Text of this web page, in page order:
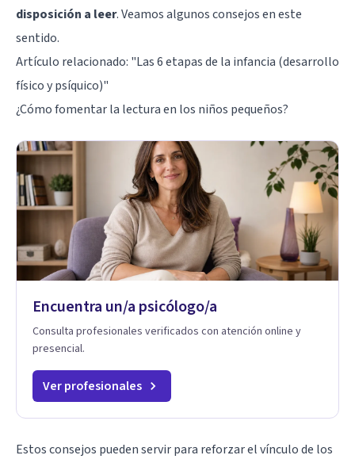
disposición a leer. Veamos algunos consejos en este
sentido.
Artículo relacionado: "Las 6 etapas de la infancia (desarrollo
físico y psíquico)"
¿Cómo fomentar la lectura en los niños pequeños?
Encuentra un/a psicólogo/a
Consulta profesionales verificados con atención online y
presencial.
Ver profesionales
Estos consejos pueden servir para reforzar el vínculo de los